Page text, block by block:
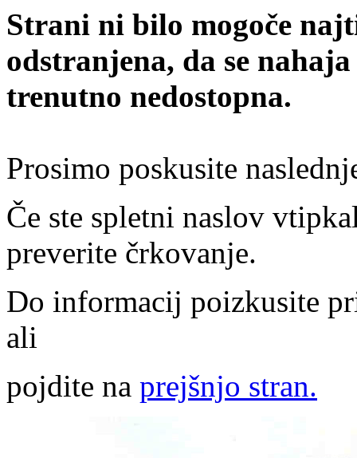
Strani ni bilo mogoče
odstranjena, da se
trenutno nedostopna.
Prosimo poskusite
Če ste spletni naslov
preverite črkovanje.
Do informacij poizkusite
ali
pojdite na prejšnjo stran.